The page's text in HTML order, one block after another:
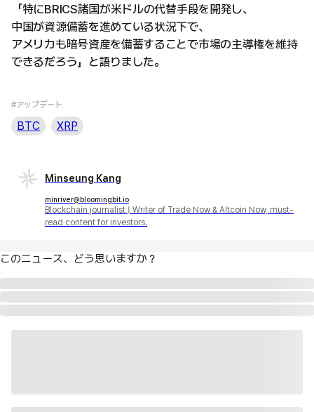
「特にBRICS諸国が米ドルの代替手段を開発し、
中国が資源備蓄を進めている状況下で、
アメリカも暗号資産を備蓄することで市場の主導権を維持
できるだろう」と語りました。
#アップデート
BTC XRP
Minseung Kang
minriver@bloomingbit.io
Blockchain journalist | Writer of Trade Now & Altcoin Now, must-
read content for investors.
このニュース、どう思いますか？